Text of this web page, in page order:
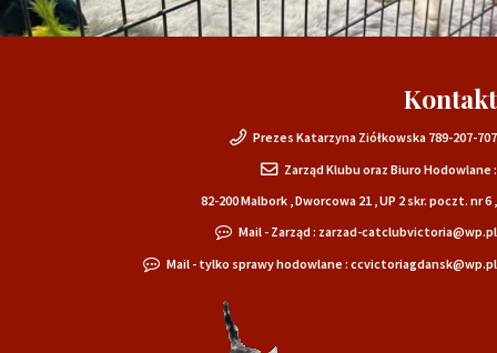
Kontakt
Prezes Katarzyna Ziółkowska 789-207-707
Zarząd Klubu oraz Biuro Hodowlane :
82-200 Malbork , Dworcowa 21 , UP 2 skr. poczt. nr 6 ,
Mail - Zarząd : zarzad-catclubvictoria@wp.pl
Mail - tylko sprawy hodowlane : ccvictoriagdansk@wp.pl